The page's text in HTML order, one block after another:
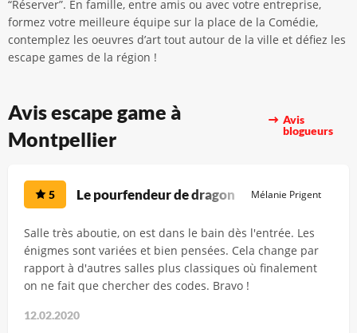
“Réserver”. En famille, entre amis ou avec votre entreprise,
formez votre meilleure équipe sur la place de la Comédie,
contemplez les oeuvres d’art tout autour de la ville et défiez les
escape games de la région !
Avis escape game à
Montpellier
Avis
blogueurs
5 Le pourfendeur de dragon Mélanie Prigent
Salle très aboutie, on est dans le bain dès l'entrée. Les
énigmes sont variées et bien pensées. Cela change par
rapport à d'autres salles plus classiques où finalement
on ne fait que chercher des codes. Bravo !
12.02.2020